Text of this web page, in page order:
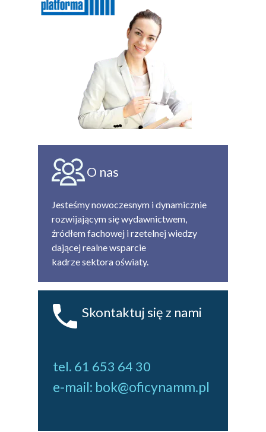
O nas
Skontaktuj się z nami
tel. 61 653 64 30
Jesteśmy nowoczesnym i dynamicznie
rozwijającym się wydawnictwem,
źródłem fachowej i rzetelnej wiedzy
dającej realne wsparcie
kadrze sektora oświaty.
e-mail: bok@oficynamm.pl